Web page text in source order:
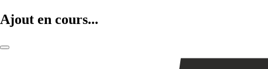
Ajout en cours...